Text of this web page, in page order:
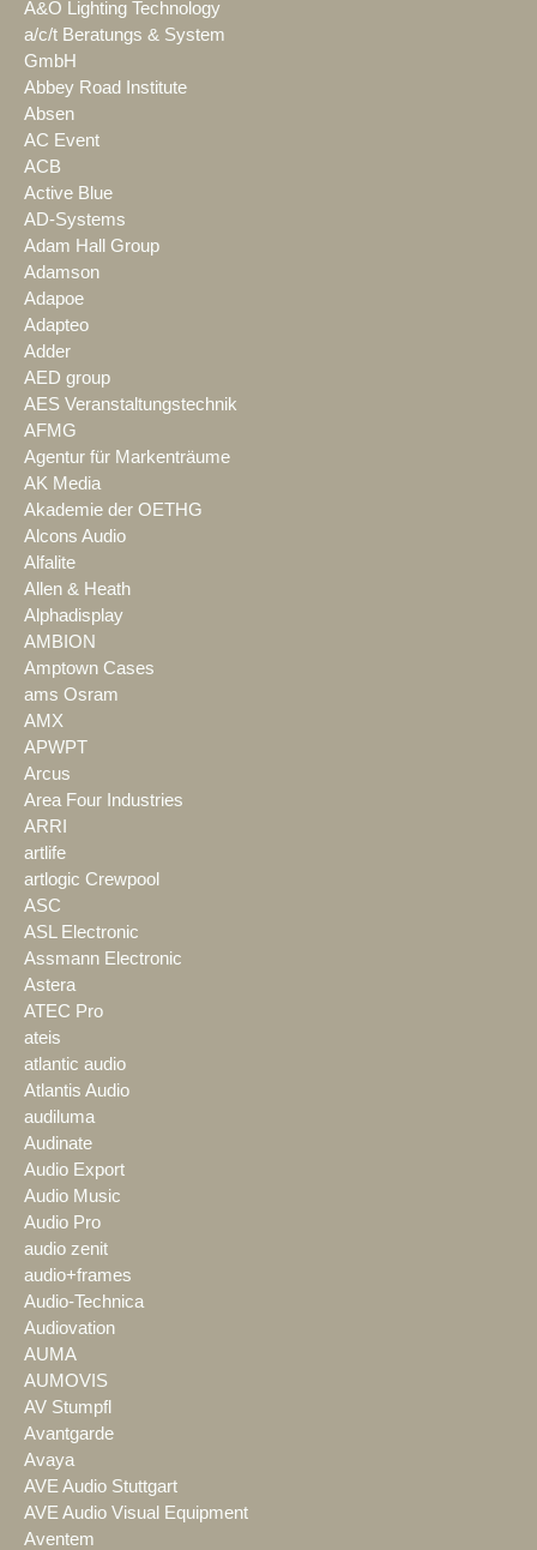
A&O Lighting Technology
a/c/t Beratungs & System
GmbH
Abbey Road Institute
Absen
AC Event
ACB
Active Blue
AD-Systems
Adam Hall Group
Adamson
Adapoe
Adapteo
Adder
AED group
AES Veranstaltungstechnik
AFMG
Agentur für Markenträume
AK Media
Akademie der OETHG
Alcons Audio
Alfalite
Allen & Heath
Alphadisplay
AMBION
Amptown Cases
ams Osram
AMX
APWPT
Arcus
Area Four Industries
ARRI
artlife
artlogic Crewpool
ASC
ASL Electronic
Assmann Electronic
Astera
ATEC Pro
ateis
atlantic audio
Atlantis Audio
audiluma
Audinate
Audio Export
Audio Music
Audio Pro
audio zenit
audio+frames
Audio-Technica
Audiovation
AUMA
AUMOVIS
AV Stumpfl
Avantgarde
Avaya
AVE Audio Stuttgart
AVE Audio Visual Equipment
Aventem